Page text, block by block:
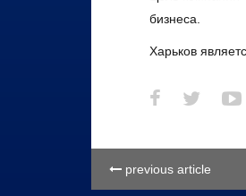
бизнеса.
Харьков
previous article